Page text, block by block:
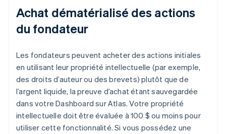
Achat dématérialisé des actions
du fondateur
Les fondateurs peuvent acheter des actions initiales
en utilisant leur propriété intellectuelle (par exemple,
des droits d’auteur ou des brevets) plutôt que de
l’argent liquide, la preuve d’achat étant sauvegardée
dans votre Dashboard sur Atlas. Votre propriété
intellectuelle doit être évaluée à 100 $ ou moins pour
utiliser cette fonctionnalité. Si vous possédez une